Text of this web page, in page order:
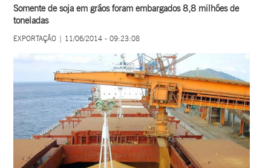
Somente de soja em grãos foram embargados 8,8 milhões de
toneladas
EXPORTAÇÃO | 11/06/2014 - 09:23:08